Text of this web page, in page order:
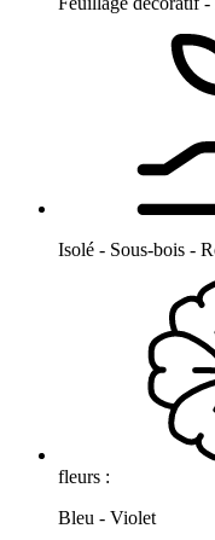
Isolé - Sous-bois -
fleurs :
Bleu - Violet